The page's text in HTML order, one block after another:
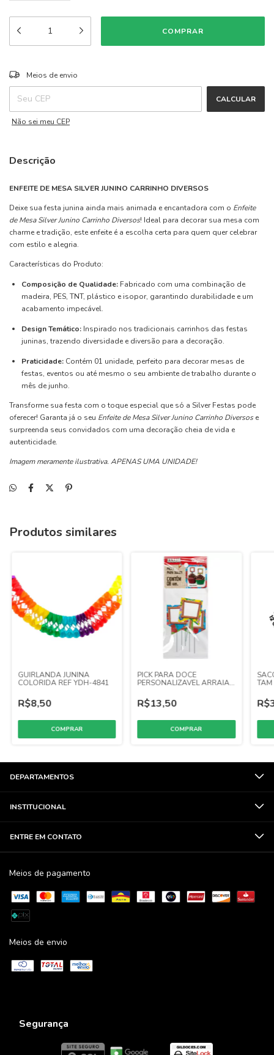
Entregas para o CEP:
Meios de envio
CALCULAR
Não sei meu CEP
Descrição
ENFEITE DE MESA SILVER JUNINO CARRINHO DIVERSOS
Deixe sua festa junina ainda mais animada e encantadora com o Enfeite
de Mesa Silver Junino Carrinho Diversos! Ideal para decorar sua mesa com
charme e tradição, este enfeite é a escolha certa para quem quer celebrar
com estilo e alegria.
Características do Produto:
Composição de Qualidade: Fabricado com uma combinação de
madeira, PES, TNT, plástico e isopor, garantindo durabilidade e um
acabamento impecável.
Design Temático: Inspirado nos tradicionais carrinhos das festas
juninas, trazendo diversidade e diversão para a decoração.
Praticidade: Contém 01 unidade, perfeito para decorar mesas de
festas, eventos ou até mesmo o seu ambiente de trabalho durante o
mês de junho.
Transforme sua festa com o toque especial que só a Silver Festas pode
oferecer! Garanta já o seu Enfeite de Mesa Silver Junino Carrinho Diversose
surpreenda seus convidados com uma decoração cheia de vida e
autenticidade.
Imagem meramente ilustrativa. APENAS UMA UNIDADE!
Produtos similares
GUIRLANDA JUNINA
COLORIDA REF YDH-4841
R$8,50
PICK PARA DOCE
PERSONALIZAVEL ARRAIA
R$13,50
TAM
DEPARTAMENTOS
INSTITUCIONAL
ENTRE EM CONTATO
Meios de pagamento
Meios de envio
Segurança